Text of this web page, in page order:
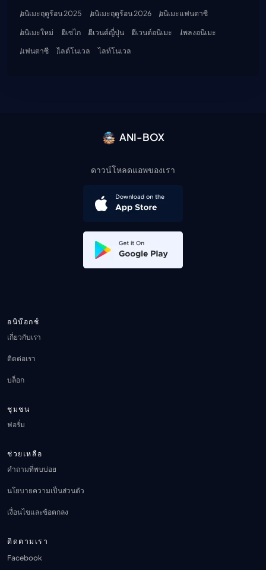
อนิเมะฤดูร้อน 2025
อนิเมะฤดูร้อน 2026
อนิเมะแฟนตาซี
อนิเมะใหม่
อิเซไก อีเวนต์ญี่ปุ่น อีเวนต์อนิเมะ
เพลงอนิเมะ
แฟนตาซี
ไลต์โนเวล ไลท์โนเวล
ANI-BOX
ดาวน์โหลดแอพของเรา
อนิบ๊อกช์
เกี่ยวกับเรา
ติดต่อเรา
บล็อก
ชุมชน
ฟอรั่ม
ช่วยเหลือ
คำถามที่พบบ่อย
นโยบายความเป็นส่วนตัว
เงื่อนไขและข้อตกลง
ติดตามเรา
Facebook